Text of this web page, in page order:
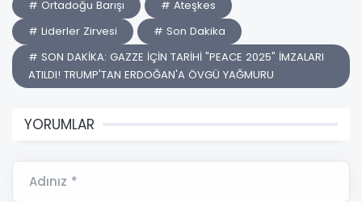
# Ortadoğu Barışı
# Ateşkes
# Liderler Zirvesi
# Son Dakika
# SON DAKİKA: GAZZE İÇİN TARİHİ "PEACE 2025" İMZALARI
ATILDI! TRUMP'TAN ERDOĞAN'A ÖVGÜ YAĞMURU
YORUMLAR
Adınız *